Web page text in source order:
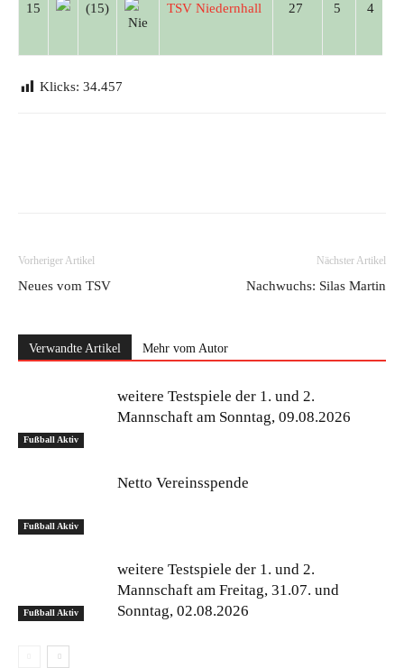
15 (15) TSV Niedernhall 27 5 4
Klicks: 34.457
Vorheriger Artikel
Neues vom TSV
Nächster Artikel
Nachwuchs: Silas Martin
Verwandte Artikel Mehr vom Autor
Fußball Aktiv
weitere Testspiele der 1. und 2.
Mannschaft am Sonntag, 09.08.2026
Fußball Aktiv
Netto Vereinsspende
Fußball Aktiv
weitere Testspiele der 1. und 2.
Mannschaft am Freitag, 31.07. und
Sonntag, 02.08.2026